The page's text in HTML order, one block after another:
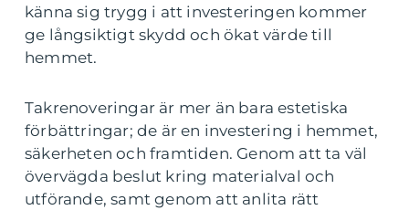
känna sig trygg i att investeringen kommer
ge långsiktigt skydd och ökat värde till
hemmet.
Takrenoveringar är mer än bara estetiska
förbättringar; de är en investering i hemmet,
säkerheten och framtiden. Genom att ta väl
övervägda beslut kring materialval och
utförande, samt genom att anlita rätt